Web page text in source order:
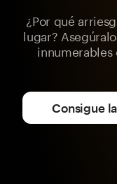
¿Por qué
lugar?
innumerables
Consigue